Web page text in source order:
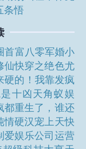
条悟
首富 八零军婚小
仙快穿之绝色尤
的！ 我靠发疯
十凶天角蚁娱
都重生了，谁还
情硬汉宠上天快
爱娱乐公司运营